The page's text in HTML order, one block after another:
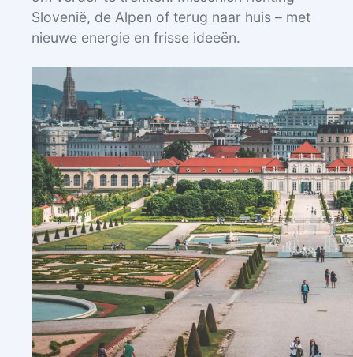
Slovenië, de Alpen of terug naar huis – met
nieuwe energie en frisse ideeën.